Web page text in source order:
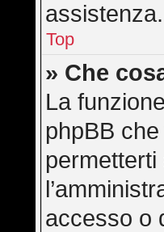
assistenza.
Top
» Che
La
phpBB
accesso o